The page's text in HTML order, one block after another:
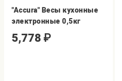
"Accura" Весы кухонные
электронные 0,5кг
5,778 ₽